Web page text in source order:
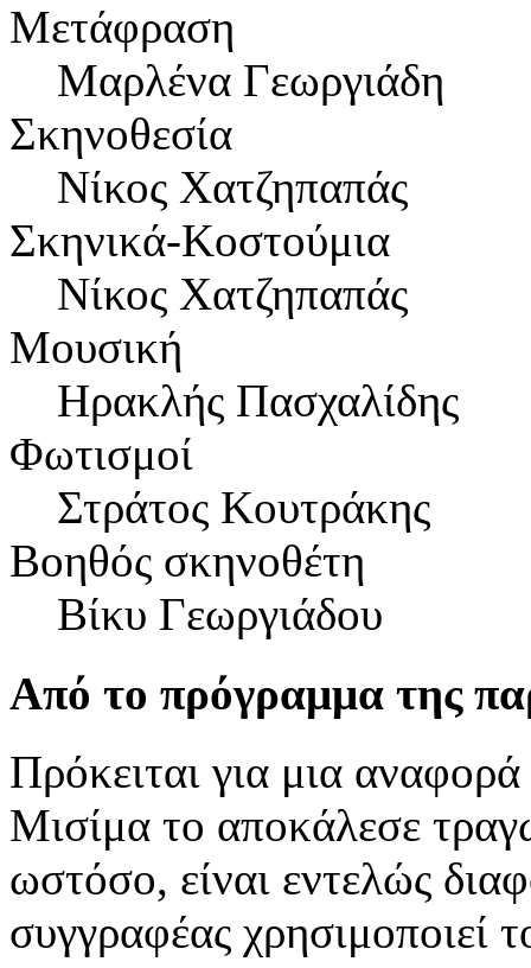
Μετάφραση
Μαρλένα Γεωργιάδη
Σκηνοθεσία
Νίκος Χατζηπαπάς
Σκηνικά-Κοστούμια
Νίκος Χατζηπαπάς
Μουσική
Ηρακλής Πασχαλίδης
Φωτισμοί
Στράτος Κουτράκης
Βοηθός σκηνοθέτη
Βίκυ Γεωργιάδου
Από το πρόγραμμα της
Πρόκειται για μια
Μισίμα το αποκάλεσε
ωστόσο, είναι εντελώς
συγγραφέας χρησιμοποιεί